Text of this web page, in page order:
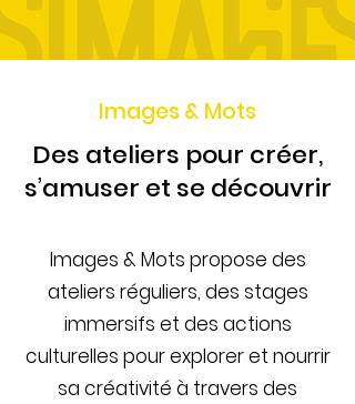
Images & Mots
Des ateliers pour créer,
s’amuser et se découvrir
Images & Mots propose des
ateliers réguliers, des stages
immersifs et des actions
culturelles pour explorer et nourrir
sa créativité à travers des